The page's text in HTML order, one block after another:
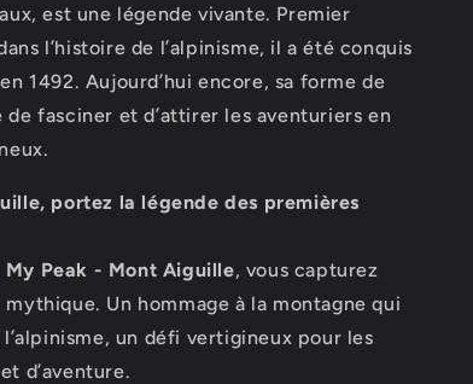
est une légende vivante. Premier
l’histoire de l’alpinisme, il a été conquis
1492. Aujourd’hui encore, sa forme de
fasciner et d’attirer les aventuriers en
portez la légende des premières
My Peak - Mont Aiguille, vous capturez
Un hommage à la montagne qui
l’alpinisme, un défi vertigineux pour les
d’aventure.